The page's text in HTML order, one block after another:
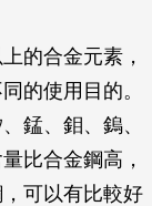
的合金元素，
的使用目的。
錳、鉬、鎢、
比合金鋼高，
可以有比較好